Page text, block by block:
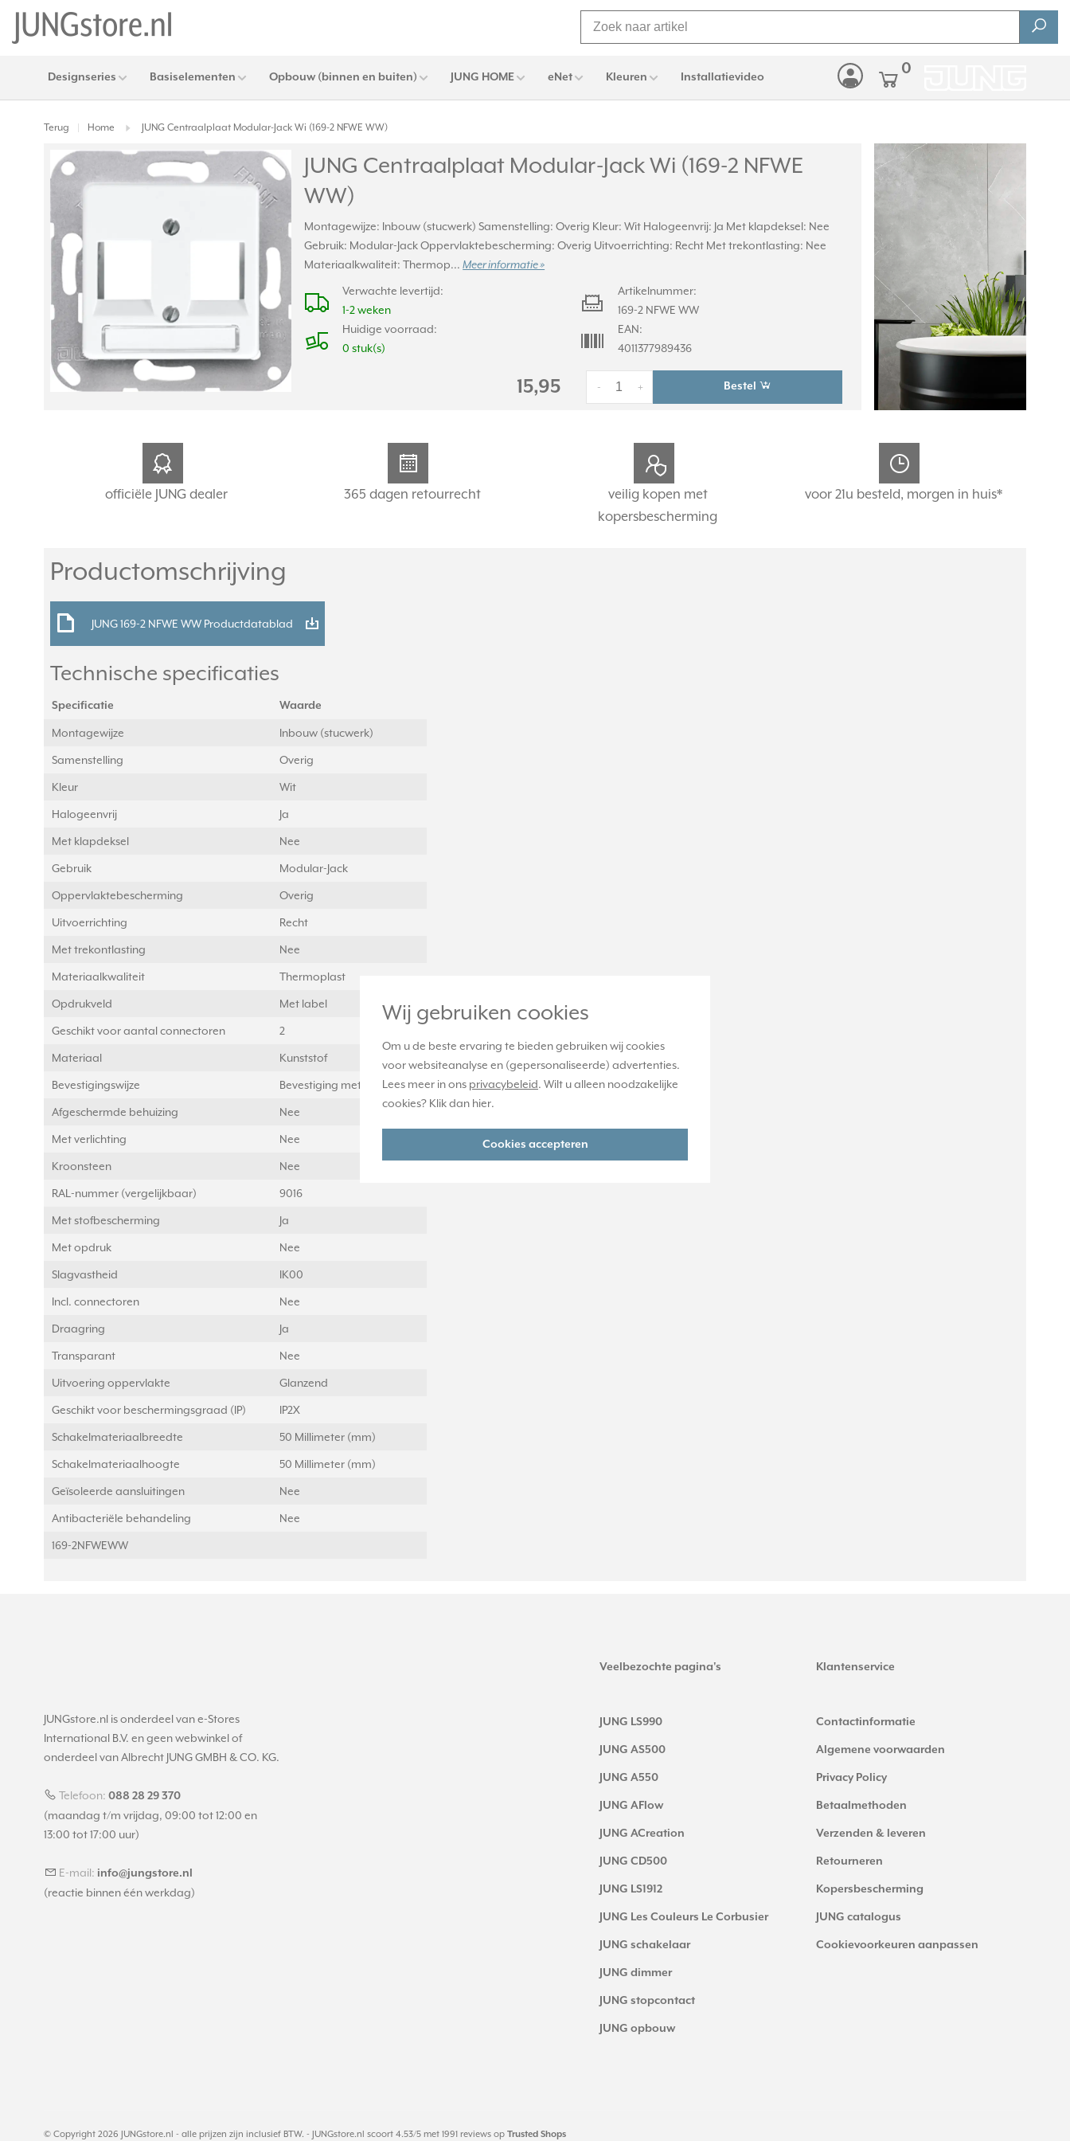
Wij gebruiken cookies
Om u de beste ervaring te bieden gebruiken wij cookies
voor websiteanalyse en (gepersonaliseerde) advertenties.
Lees meer in ons privacybeleid. Wilt u alleen noodzakelijke
cookies? Klik dan hier.
Cookies accepteren
Designseries Basiselementen Opbouw (binnen en buiten) JUNG HOME eNet Kleuren Installatievideo 0
Terug Home JUNG Centraalplaat Modular-Jack Wi (169-2 NFWE WW)
JUNG Centraalplaat Modular-Jack Wi (169-2 NFWE
WW)
Montagewijze: Inbouw (stucwerk) Samenstelling: Overig Kleur: Wit Halogeenvrij: Ja Met klapdeksel: Nee
Gebruik: Modular-Jack Oppervlaktebescherming: Overig Uitvoerrichting: Recht Met trekontlasting: Nee
Materiaalkwaliteit: Thermop...Meer informatie »
Verwachte levertijd:
1-2 weken
Huidige voorraad:
0 stuk(s)
Artikelnummer:
169-2 NFWE WW
EAN:
4011377989436
15,95 +
- Bestel
officiële JUNG dealer 365 dagen retourrecht
veilig kopen met
kopersbescherming
voor 21u besteld, morgen in huis*
Productomschrijving
JUNG 169-2 NFWE WW Productdatablad
Technische specificaties
Specificatie Waarde
Montagewijze Inbouw (stucwerk)
Samenstelling Overig
Kleur Wit
Halogeenvrij Ja
Met klapdeksel Nee
Gebruik Modular-Jack
Oppervlaktebescherming Overig
Uitvoerrichting Recht
Met trekontlasting Nee
Materiaalkwaliteit Thermoplast
Opdrukveld Met label
Geschikt voor aantal connectoren 2
Materiaal Kunststof
Bevestigingswijze Bevestiging met schroef
Afgeschermde behuizing Nee
Met verlichting Nee
Kroonsteen Nee
RAL-nummer (vergelijkbaar) 9016
Met stofbescherming Ja
Met opdruk Nee
Slagvastheid IK00
Incl. connectoren Nee
Draagring Ja
Transparant Nee
Uitvoering oppervlakte Glanzend
Geschikt voor beschermingsgraad (IP) IP2X
Schakelmateriaalbreedte 50 Millimeter (mm)
Schakelmateriaalhoogte 50 Millimeter (mm)
Geïsoleerde aansluitingen Nee
Antibacteriële behandeling Nee
169-2NFWEWW
JUNGstore.nl is onderdeel van e-Stores
International B.V. en geen webwinkel of
onderdeel van Albrecht JUNG GMBH & CO. KG.
Telefoon: 088 28 29 370
(maandag t/m vrijdag, 09:00 tot 12:00 en
13:00 tot 17:00 uur)
E-mail: info@jungstore.nl
(reactie binnen één werkdag)
Veelbezochte pagina's
JUNG LS990
JUNG AS500
JUNG A550
JUNG AFlow
JUNG ACreation
JUNG CD500
JUNG LS1912
JUNG Les Couleurs Le Corbusier
JUNG schakelaar
JUNG dimmer
JUNG stopcontact
JUNG opbouw
Klantenservice
Contactinformatie
Algemene voorwaarden
Privacy Policy
Betaalmethoden
Verzenden & leveren
Retourneren
Kopersbescherming
JUNG catalogus
Cookievoorkeuren aanpassen
© Copyright 2026 JUNGstore.nl - alle prijzen zijn inclusief BTW. - JUNGstore.nl scoort 4.53/5 met 1991 reviews op Trusted Shops